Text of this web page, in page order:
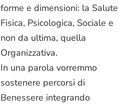
forme e dimensioni: la Salute
Fisica, Psicologica, Sociale e
non da ultima, quella
Organizzativa.
In una parola vorremmo
sostenere percorsi di
Benessere integrando